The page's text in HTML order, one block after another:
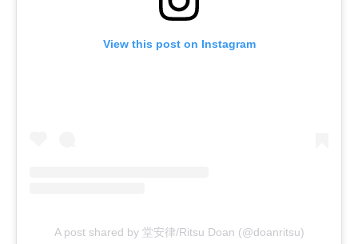
View this post on Instagram
A post shared by 堂安律/Ritsu Doan (@doanritsu)